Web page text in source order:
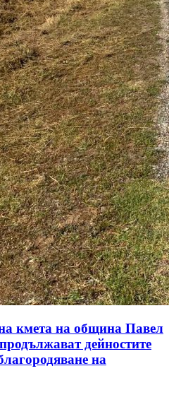
кмета на община Павел
дейностите
на